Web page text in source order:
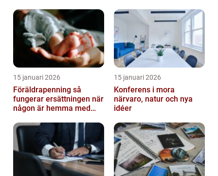
15 januari 2026
Föräldrapenning så
fungerar ersättningen när
någon är hemma med
15 januari 2026
Konferens i mora
närvaro, natur och nya
idéer